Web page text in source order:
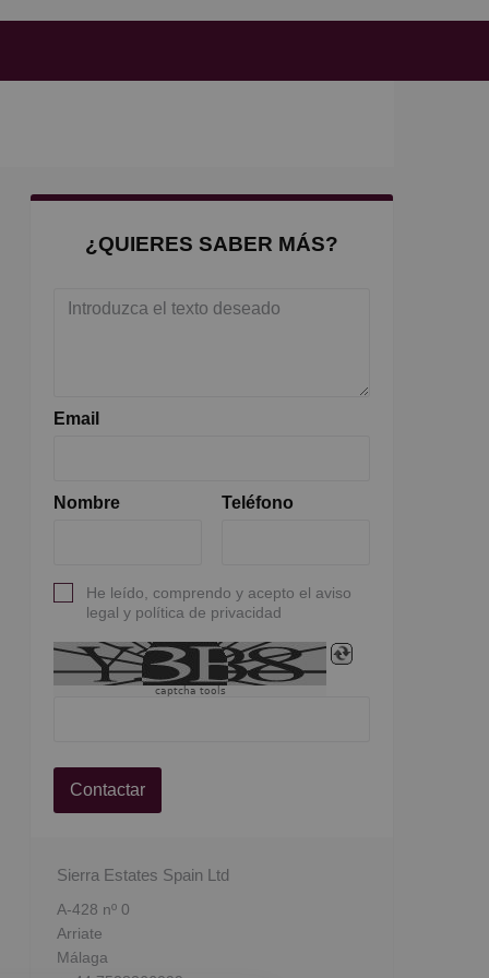
¿QUIERES SABER MÁS?
Email
Nombre Teléfono
He leído, comprendo y acepto el aviso
legal y política de privacidad
captcha tools
Contactar
Sierra Estates Spain Ltd
A-428 nº 0
Arriate
Málaga